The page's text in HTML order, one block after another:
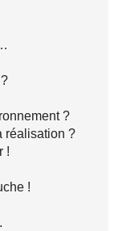
?
réalisation ?
!
!